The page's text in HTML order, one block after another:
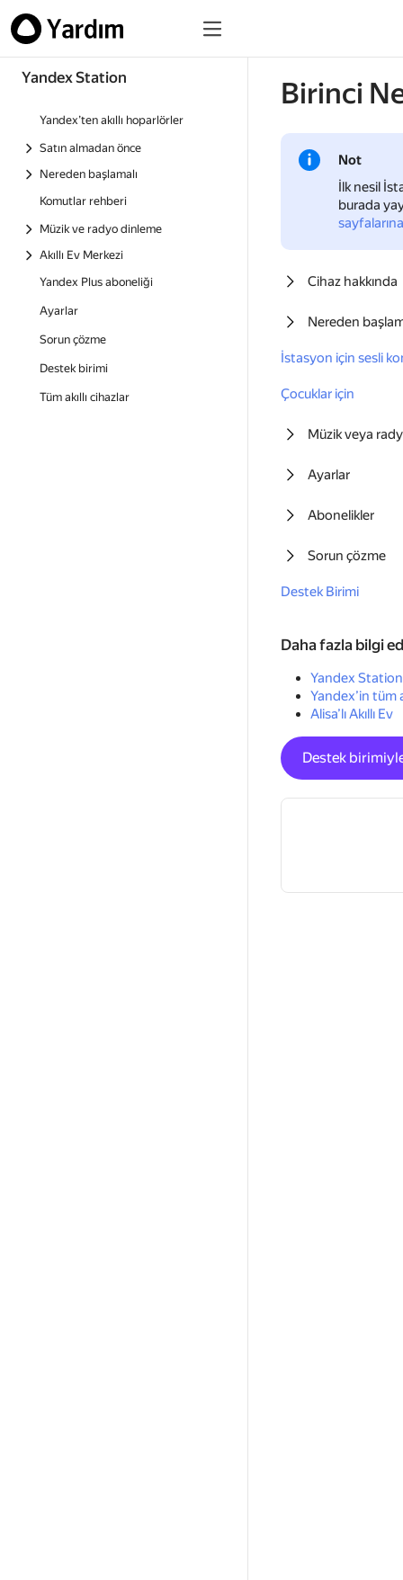
Yandex Station
Yandex’ten akıllı hoparlörler
Satın almadan önce
Nereden başlamalı
Komutlar rehberi
Müzik ve radyo dinleme
Akıllı Ev Merkezi
Yandex Plus aboneliği
Ayarlar
Sorun çözme
Destek birimi
Tüm akıllı cihazlar
Birinci
Not
İlk nesil
burada
sayfalarına
Cihaz hakkında
Nereden
İstasyon için sesli
Çocuklar için
Müzik veya
Ayarlar
Abonelikler
Sorun çözme
Destek Birimi
Daha fazla bilgi
Yandex
Yandex’in tüm
Alisa’lı Akıllı Ev
Destek